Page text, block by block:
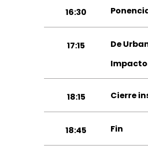
16:30
17:15
De
18:15 Cierre
18:45 Fin